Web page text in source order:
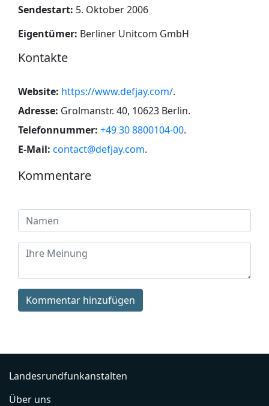
Sendestart: 5. Oktober 2006
Eigentümer: Berliner Unitcom GmbH
Kontakte
Website: https://www.defjay.com/.
Adresse: Grolmanstr. 40, 10623 Berlin.
Telefonnummer: +49 30 8800104-00.
E-Mail: contact@defjay.com.
Kommentare
Kommentar hinzufügen
Landesrundfunkanstalten
Über uns